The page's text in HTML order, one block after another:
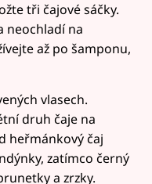
tři čajové sáčky.
neochladí na
až po šamponu,
vlasech.
druh čaje na
heřmánkový čaj
zatímco černý
a zrzky.